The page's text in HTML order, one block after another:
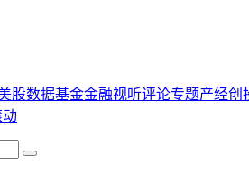
股数据基金金融视听评论专题产经创
动